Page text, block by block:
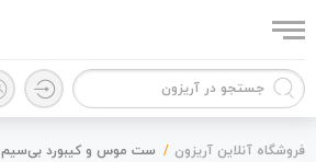
فروشگاه آنلاین آریزون ست موس و کیبورد بی‌سیم